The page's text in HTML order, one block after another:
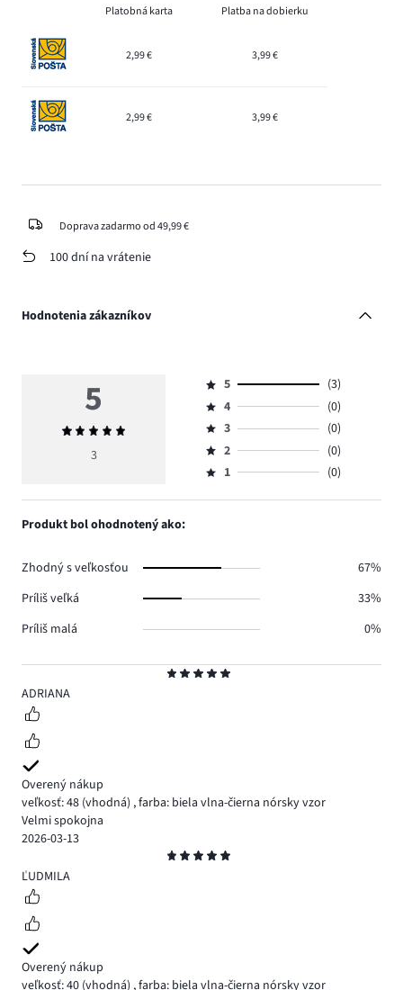
Platobná karta Platba na dobierku
2,99 € 3,99 €
2,99 € 3,99 €
Doprava zadarmo od 49,99 €
100 dní na vrátenie
Hodnotenia zákazníkov
5
ADRIANA
Overený nákup
veľkosť: 48 (vhodná) ,farba: biela vlna-čierna nórsky vzor
Velmi spokojna
2026-03-13
5
ĽUDMILA
Overený nákup
veľkosť: 40 (vhodná) ,farba: biela vlna-čierna nórsky vzor
5
Priemerné
hodnotenie
3
Hodnotenie
5,
počet
hlasov
3.
5
(3)
Hodnotenie
4,
počet
hlasov
4
(0)
Hodnotenie
3,
počet
3
(0)
Hodnotenie
2,
2
(0)
Hodnotenie
1,
1 (0)
Produkt bol ohodnotený ako:
Zhodný s veľkosťou
67%
Príliš veľká
33%
Príliš malá
0%